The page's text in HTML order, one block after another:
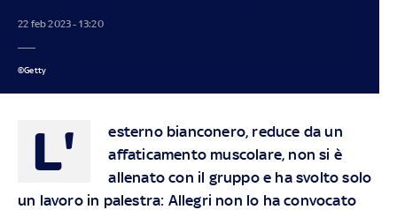
22 feb 2023 - 13:20
©Getty
L'
esterno bianconero, reduce da un
affaticamento muscolare, non si è
allenato con il gruppo e ha svolto solo
un lavoro in palestra: Allegri non lo ha convocato